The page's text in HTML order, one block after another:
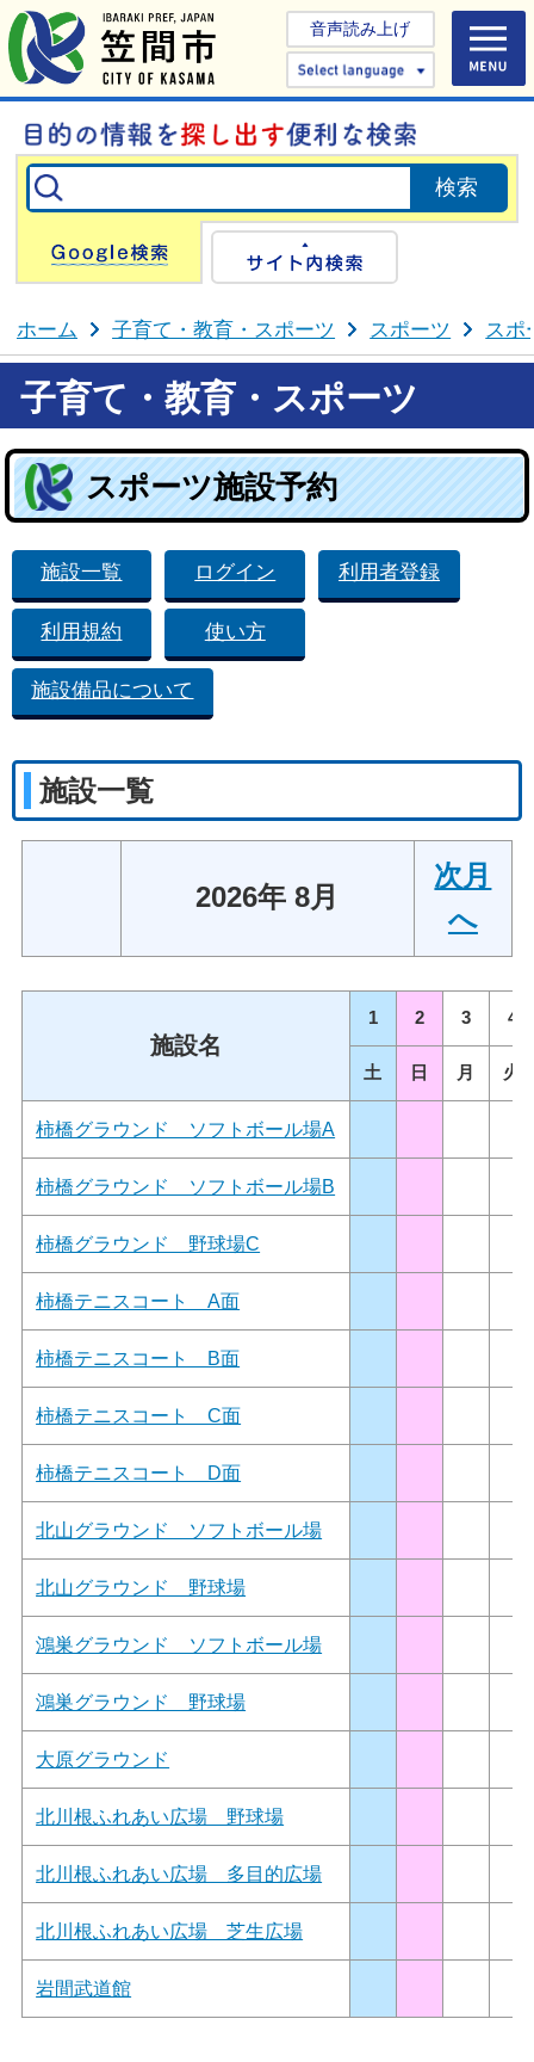
音声読み上げ
Select
Google検索
ホーム 子育て・教育・スポーツ スポーツ スポ
子育て・教育・スポーツ
スポーツ施設予約
施設一覧 ログイン 利用者登録
利用規約 使い方
施設備品について
施設一覧
2026年 8月
次月
へ
施設名
1 2 3 4
土 日 月 火
柿橋グラウンド ソフトボール場A
柿橋グラウンド ソフトボール場B
柿橋グラウンド 野球場C
柿橋テニスコート A面
柿橋テニスコート B面
柿橋テニスコート C面
柿橋テニスコート D面
北山グラウンド ソフトボール場
北山グラウンド 野球場
鴻巣グラウンド ソフトボール場
鴻巣グラウンド 野球場
大原グラウンド
北川根ふれあい広場 野球場
北川根ふれあい広場 多目的広場
北川根ふれあい広場 芝生広場
岩間武道館